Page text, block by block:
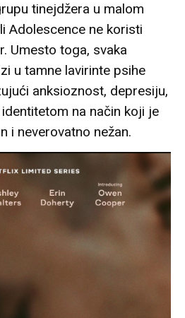
tinejdžera u malom
Adolescence ne koristi
Umesto toga, svaka
u tamne lavirinte psihe
anksioznost, depresiju,
na način koji je
i neverovatno nežan.